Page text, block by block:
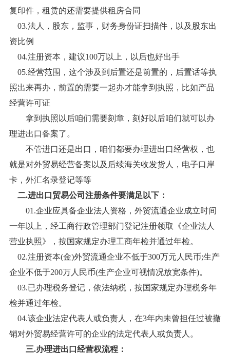
复印件，租赁的还需要提供租房合同
03.法人，股东，监事，财务身份证扫描件，以及股东出
资比例
04.注册资本，建议100万以上，以后也好出手
05.经营范围，这个涉及到后置还是前置的，后置话等执
照出来再办，前置的需要一起办才能拿到执照，比如产品
经营许可证
拿到执照以后咱们需要刻章，刻好以后咱们就可以办
理进出口备案了。
不管进口还是出口，咱们都要办理进出口经营权，也
就是对外贸易经营备案以及后续海关收发货人，电子口岸
卡，外汇名录登记等等
二.进出口贸易公司注册条件要满足以下：
01.企业应具备企业法人资格，外贸流通企业成立时间
一年以上，经工商行政管理部门登记注册领取《企业法人
营业执照》，按国家规定办理工商年检并通过年检。
02.注册资本(金)外贸流通企业不低于300万元人民币;生产
企业不低于200万人民币(生产企业可视情况放宽条件)。
03.已办理税务登记，依法纳税，按国家规定办理税务年
检并通过年检。
04.该企业法定代表人或负责人，在3年内未曾担任过被撤
销对外贸易经营许可的企业的法定代表人或负责人。
三.办理进出口经营权流程：